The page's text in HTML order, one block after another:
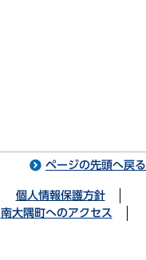
ページの先頭へ戻る
個人情報保護方針
南大隅町へのアクセス